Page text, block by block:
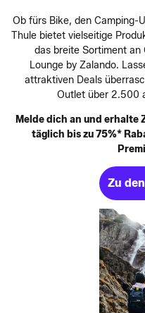
Ob fürs Bike, den Camping-
Thule bietet vielseitige
das breite Sortiment an
Lounge by Zalando.
attraktiven Deals
Outlet über 2.500
Melde dich an und erhalte
täglich bis zu 75%*
Zu